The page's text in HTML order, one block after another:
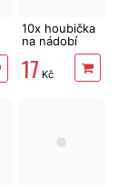
10x houbička
na nádobí
17 Kč